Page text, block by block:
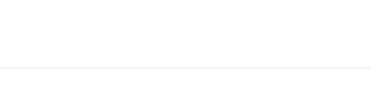
senza complicazioni.